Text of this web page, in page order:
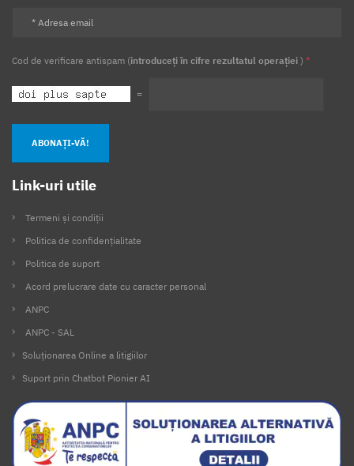
Cod de verificare antispam (introduceți în cifre rezultatul operației ) *
=
ABONAȚI-VĂ!
Link-uri utile
Termeni și condiții
Politica de confidențialitate
Politica de suport
Acord prelucrare date cu caracter personal
ANPC
ANPC - SAL
Soluționarea Online a litigiilor
Suport prin Chatbot Pionier AI